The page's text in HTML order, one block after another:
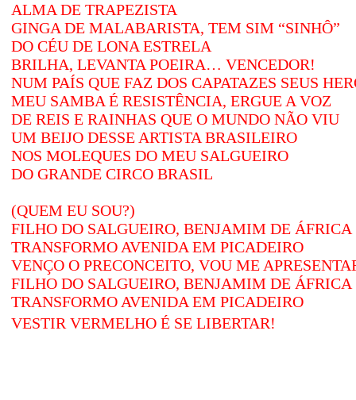
ALMA DE TRAPEZISTA
GINGA DE MALABARISTA, TEM SIM “SINHÔ”
DO CÉU DE LONA ESTRELA
BRILHA, LEVANTA POEIRA… VENCEDOR!
NUM PAÍS QUE FAZ DOS CAPATAZES SEUS
MEU SAMBA É RESISTÊNCIA, ERGUE A VOZ
DE REIS E RAINHAS QUE O MUNDO NÃO VIU
UM BEIJO DESSE ARTISTA BRASILEIRO
NOS MOLEQUES DO MEU SALGUEIRO
DO GRANDE CIRCO BRASIL
(QUEM EU SOU?)
FILHO DO SALGUEIRO, BENJAMIM DE ÁFRICA
TRANSFORMO AVENIDA EM PICADEIRO
VENÇO O PRECONCEITO, VOU ME
FILHO DO SALGUEIRO, BENJAMIM DE ÁFRICA
TRANSFORMO AVENIDA EM PICADEIRO
VESTIR VERMELHO É SE LIBERTAR!